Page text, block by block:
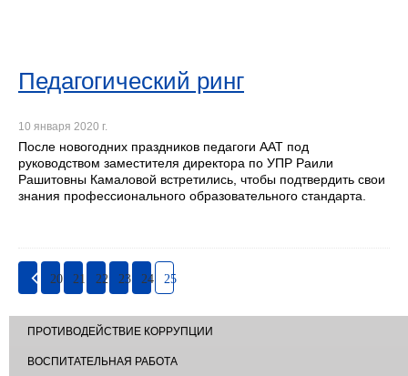
Педагогический ринг
10 января 2020 г.
После новогодних праздников педагоги ААТ под
руководством заместителя директора по УПР Раили
Рашитовны Камаловой встретились, чтобы подтвердить свои
знания профессионального образовательного стандарта.
20 21 22 23 24 25
ПРОТИВОДЕЙСТВИЕ КОРРУПЦИИ
ВОСПИТАТЕЛЬНАЯ РАБОТА